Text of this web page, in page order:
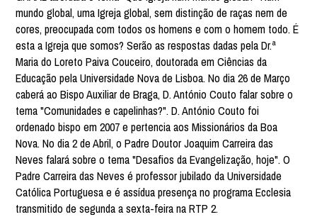
mundo global, uma Igreja global, sem distinção de raças nem de
cores, preocupada com todos os homens e com o homem todo. É
esta a Igreja que somos? Serão as respostas dadas pela Dr.ª
Maria do Loreto Paiva Couceiro, doutorada em Ciências da
Educação pela Universidade Nova de Lisboa. No dia 26 de Março
caberá ao Bispo Auxiliar de Braga, D. António Couto falar sobre o
tema "Comunidades e capelinhas?". D. António Couto foi
ordenado bispo em 2007 e pertencia aos Missionários da Boa
Nova. No dia 2 de Abril, o Padre Doutor Joaquim Carreira das
Neves falará sobre o tema "Desafios da Evangelização, hoje". O
Padre Carreira das Neves é professor jubilado da Universidade
Católica Portuguesa e é assídua presença no programa Ecclesia
transmitido de segunda a sexta-feira na RTP 2.